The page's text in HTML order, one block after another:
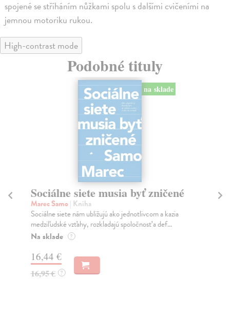
spojené se stříháním nůžkami spolu s dalšími cvičeními na
jemnou motoriku rukou.
High-contrast mode
Podobné tituly
na sklade
Sociálne siete musia byť zničené
Marec Samo| Kniha
Sociálne siete nám ubližujú ako jednotlivcom a kazia
medziľudské vzťahy, rozkladajú spoločnosť a def...
Na sklade ?
16,44 €
16,95 € ?